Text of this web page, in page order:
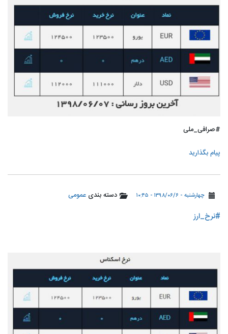
#صرافی_ملی
پیام بگذارید
چهارشنبه - ۱۳۹۸/۰۶/۶ - ۱۰:۴۵ دسته بندی عمومی
#نرخ_ارز